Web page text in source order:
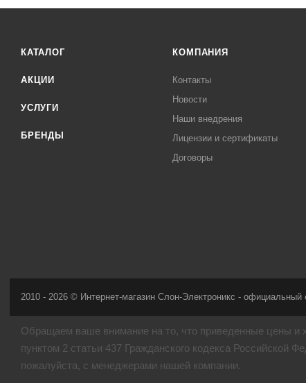
КАТАЛОГ
АКЦИИ
УСЛУГИ
БРЕНДЫ
КОМПАНИЯ
Контакты
Новости
Наши внедрения
Лицензии и сертификаты
Договоры
2010 - 2026 © Интернет-магазин Слон-Электроникс - официальный
Обращаем ваше внимание на то, что приведенные цены и
пунктом 2 статьи 437 Гражданского кодекса Российской
пожалуйста, с менеджерами нашей компании.